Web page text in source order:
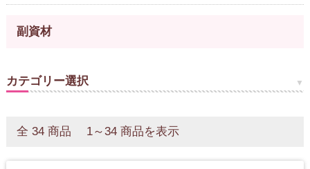
副資材
カテゴリー選択
全 34 商品 1～34 商品を表示